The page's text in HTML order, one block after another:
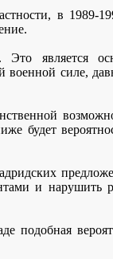
в 1989-
Это является
военной силе,
будет
и нарушить
подобная